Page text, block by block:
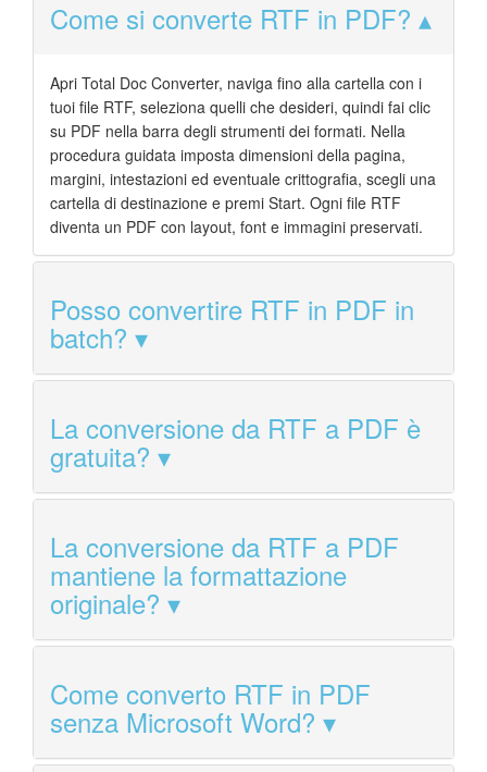
Come si converte RTF in PDF?
Apri Total Doc Converter, naviga fino alla cartella con i
tuoi file RTF, seleziona quelli che desideri, quindi fai clic
su PDF nella barra degli strumenti dei formati. Nella
procedura guidata imposta dimensioni della pagina,
margini, intestazioni ed eventuale crittografia, scegli una
cartella di destinazione e premi Start. Ogni file RTF
diventa un PDF con layout, font e immagini preservati.
Posso convertire RTF in PDF in
batch?
La conversione da RTF a PDF è
gratuita?
La conversione da RTF a PDF
mantiene la formattazione
originale?
Come converto RTF in PDF
senza Microsoft Word?